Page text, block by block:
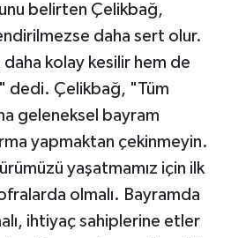
belirten Çelikbağ,
daha sert olur.
kolay kesilir hem de
dedi. Çelikbağ, "Tüm
geleneksel bayram
yapmaktan çekinmeyin.
yaşatmamız için ilk
olmalı. Bayramda
ihtiyaç sahiplerine etler